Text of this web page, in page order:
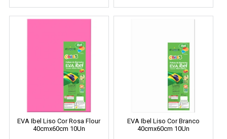
EVA Ibel Liso Cor Rosa Flour
40cmx60cm 10Un
EVA Ibel Liso Cor Branco
40cmx60cm 10Un